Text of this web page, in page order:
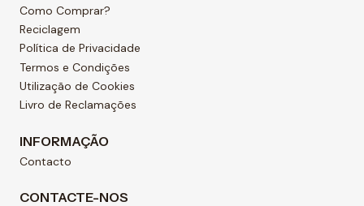
Como Comprar?
Reciclagem
Política de Privacidade
Termos e Condições
Utilização de Cookies
Livro de Reclamações
INFORMAÇÃO
Contacto
CONTACTE-NOS